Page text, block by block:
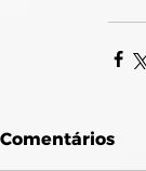
Comentários